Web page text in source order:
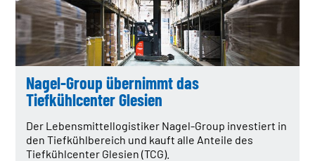
Nagel-Group übernimmt das
Tiefkühlcenter Glesien
Der Lebensmittellogistiker Nagel-Group investiert in
den Tiefkühlbereich und kauft alle Anteile des
Tiefkühlcenter Glesien (TCG).